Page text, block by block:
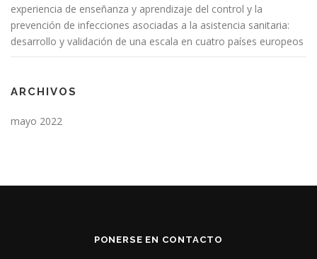
experiencia de enseñanza y aprendizaje del control y la
prevención de infecciones asociadas a la asistencia sanitaria:
desarrollo y validación de una escala en cuatro países europeos
ARCHIVOS
mayo 2022
PONERSE EN CONTACTO